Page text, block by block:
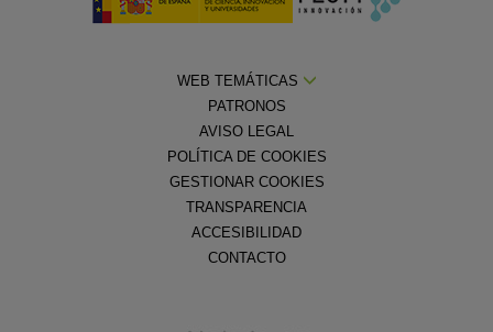
WEB TEMÁTICAS
PATRONOS
AVISO LEGAL
POLÍTICA DE COOKIES
GESTIONAR COOKIES
TRANSPARENCIA
ACCESIBILIDAD
CONTACTO